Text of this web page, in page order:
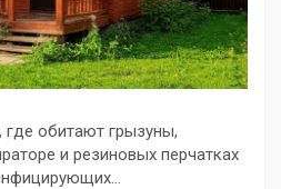
обитают грызуны,
и резиновых перчатках